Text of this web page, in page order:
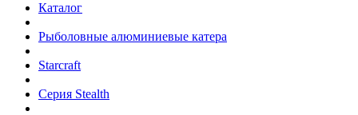
Каталог
Рыболовные алюминиевые катера
Starcraft
Серия Stealth